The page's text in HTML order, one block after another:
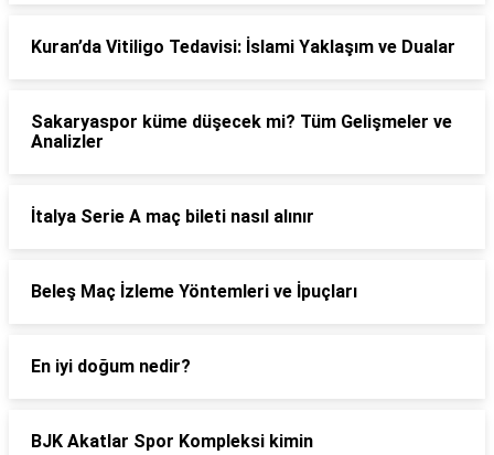
Kuran’da Vitiligo Tedavisi: İslami Yaklaşım ve Dualar
Sakaryaspor küme düşecek mi? Tüm Gelişmeler ve
Analizler
İtalya Serie A maç bileti nasıl alınır
Beleş Maç İzleme Yöntemleri ve İpuçları
En iyi doğum nedir?
BJK Akatlar Spor Kompleksi kimin